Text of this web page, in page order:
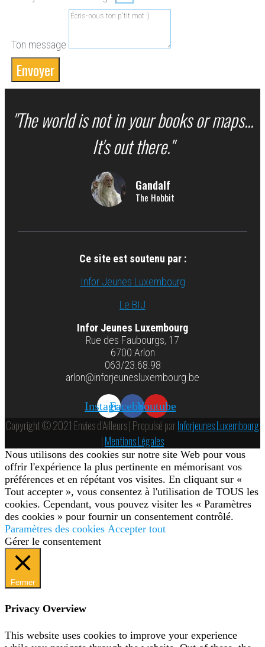
Ton message
Envoyer
"The world is not in your books or maps...
It's out there."
Gandalf
The Hobbit
Ce site est soutenu par :
Infor Jeunes Luxembourg
Le BIJ
Infor Jeunes Luxembourg
Rue des Faubourgs, 17
6700 Arlon
063/23.68.98
arlon@inforjeunesluxembourg.be
InstagramFacebookYoutube
Copyright © 2021 Envies d’Ailleurs | Propulsé parInforjeunes Luxembourg
|Mentions Légales
Nous utilisons des cookies sur notre site Web pour vous
offrir l'expérience la plus pertinente en mémorisant vos
préférences et en répétant vos visites. En cliquant sur «
Tout accepter », vous consentez à l'utilisation de TOUS les
cookies. Cependant, vous pouvez visiter les « Paramètres
des cookies » pour fournir un consentement contrôlé.
Paramètres des cookies Accepter tout
Gérer le consentement
Fermer
Privacy Overview
This website uses cookies to improve your experience